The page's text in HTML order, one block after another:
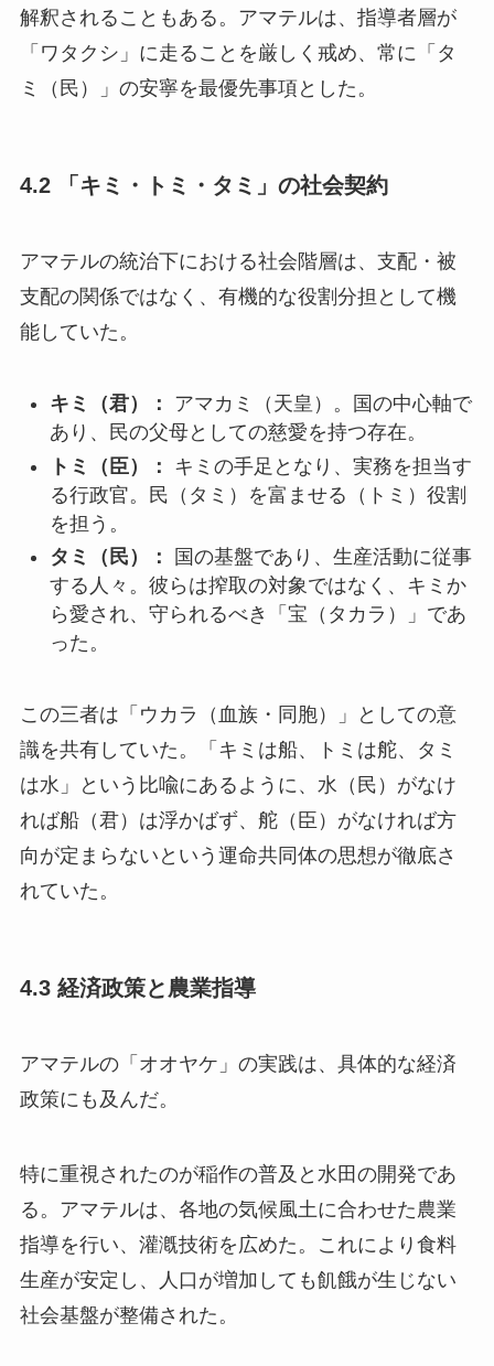
解釈されることもある。アマテルは、指導者層が
「ワタクシ」に走ることを厳しく戒め、常に「タ
ミ（民）」の安寧を最優先事項とした。
4.2 「キミ・トミ・タミ」の社会契約
アマテルの統治下における社会階層は、支配・被
支配の関係ではなく、有機的な役割分担として機
能していた。
キミ（君）：
アマカミ（天皇）。国の中心軸で
あり、民の父母としての慈愛を持つ存在。
トミ（臣）：
キミの手足となり、実務を担当す
る行政官。民（タミ）を富ませる（トミ）役割
を担う。
タミ（民）：
国の基盤であり、生産活動に従事
する人々。彼らは搾取の対象ではなく、キミか
ら愛され、守られるべき「宝（タカラ）」であ
った。
この三者は「ウカラ（血族・同胞）」としての意
識を共有していた。「キミは船、トミは舵、タミ
は水」という比喩にあるように、水（民）がなけ
れば船（君）は浮かばず、舵（臣）がなければ方
向が定まらないという運命共同体の思想が徹底さ
れていた。
4.3 経済政策と農業指導
アマテルの「オオヤケ」の実践は、具体的な経済
政策にも及んだ。
特に重視されたのが稲作の普及と水田の開発であ
る。アマテルは、各地の気候風土に合わせた農業
指導を行い、灌漑技術を広めた。これにより食料
生産が安定し、人口が増加しても飢餓が生じない
社会基盤が整備された。